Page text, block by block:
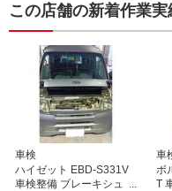
ー7 FDの再登録に向けて
ご迷惑をおかけしているこ
とと思うのですが気長に合
わせて対応してくださり本
当にありがたく感謝してま
す旧車や海外製の難易度の
高い整備作業にも車のオー
ナーさん側の想いを汲んで
高い技術と人脈 会社間の
繋がりをもって丁寧に対応
されて様子が相談してる時
この店舗の新着作業実
車検
ハイゼット EBD-S331V
車検整備 ブレーキシュ
車
ボ
T